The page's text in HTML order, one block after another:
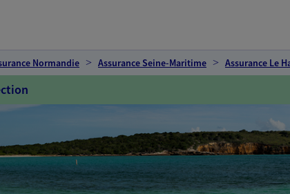
Normandie Assurance Seine-Maritime Assurance Le